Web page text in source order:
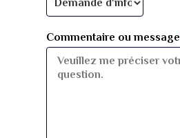
Commentaire ou message